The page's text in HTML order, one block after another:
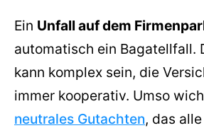
Ein Unfall auf dem
automatisch ein Bagatellfall.
kann komplex sein, die
immer kooperativ. Umso
neutrales Gutachten, das